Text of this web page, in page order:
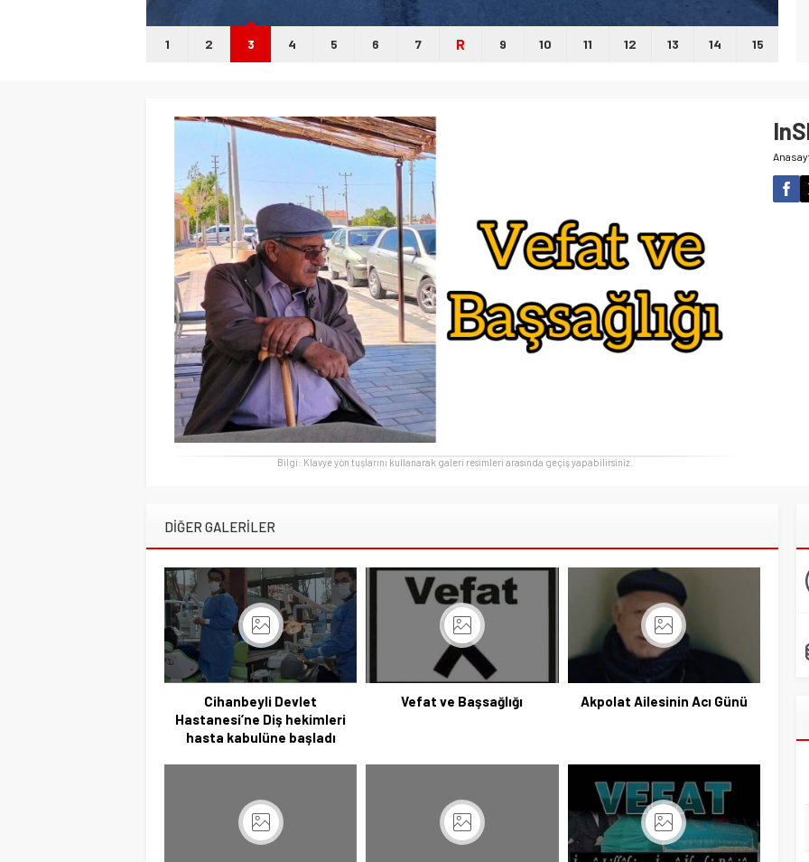
1 2 3 4 5 6 7 R 9 10 11 12 13 14 15
Bilgi: Klavye yön tuşlarını kullanarak galeri resimleri arasında geçiş yapabilirsiniz.
DİĞER GALERİLER
Cihanbeyli Devlet
Hastanesi’ne Diş hekimleri
hasta kabulüne başladı
Vefat ve Başsağlığı Akpolat Ailesinin Acı Günü